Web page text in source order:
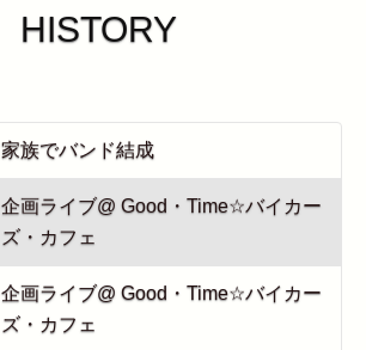
HISTORY
家族でバンド結成
企画ライブ@ Good・Time☆バイカー
ズ・カフェ
企画ライブ@ Good・Time☆バイカー
ズ・カフェ